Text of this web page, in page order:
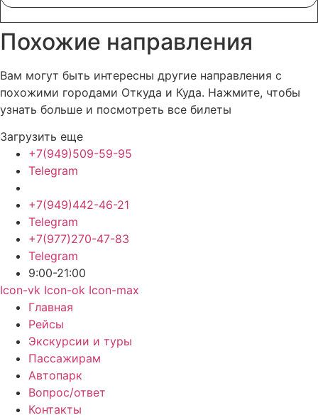
Похожие направления
Вам могут быть интересны другие направления с
похожими городами Откуда и Куда. Нажмите, чтобы
узнать больше и посмотреть все билеты
Загрузить еще
+7(949)509-59-95
Telegram
+7(949)442-46-21
Telegram
+7(977)270-47-83
Telegram
9:00-21:00
Icon-vk Icon-ok Icon-max
Главная
Рейсы
Экскурсии и туры
Пассажирам
Автопарк
Вопрос/ответ
Контакты